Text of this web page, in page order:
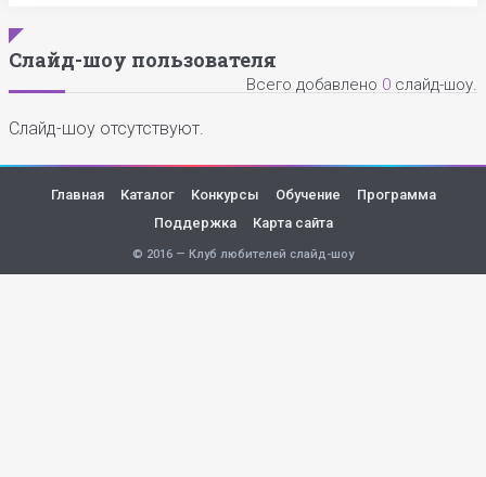
Слайд-шоу пользователя
Всего добавлено 0 слайд-шоу.
Слайд-шоу отсутствуют.
Главная Каталог Конкурсы Обучение
Программа
Поддержка
Карта сайта
© 2016 — Клуб любителей слайд-шоу